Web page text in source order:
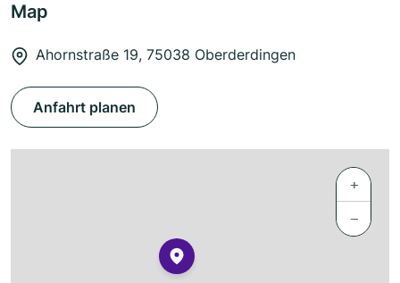
Map
Ahornstraße 19, 75038 Oberderdingen
Anfahrt planen
+
−